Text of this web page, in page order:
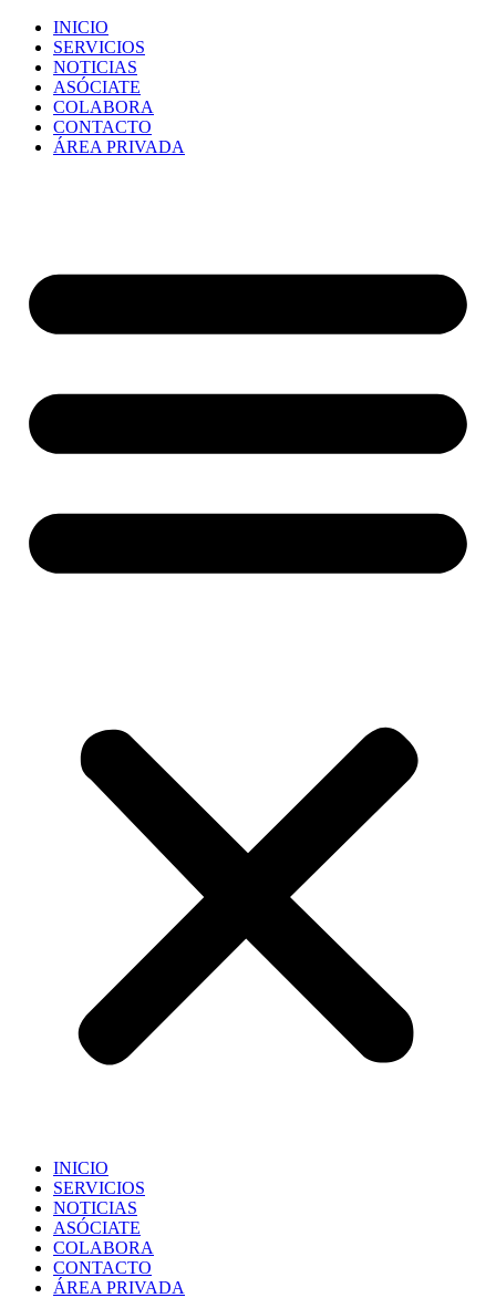
INICIO
SERVICIOS
NOTICIAS
ASÓCIATE
COLABORA
CONTACTO
ÁREA PRIVADA
INICIO
SERVICIOS
NOTICIAS
ASÓCIATE
COLABORA
CONTACTO
ÁREA PRIVADA